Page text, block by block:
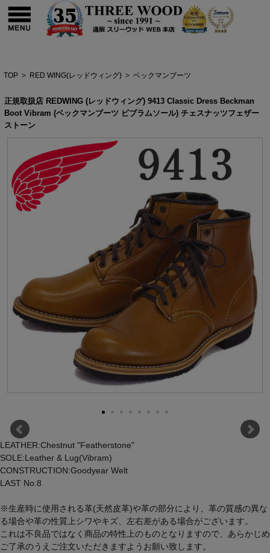
TOP > RED WING(レッドウィング) > ベックマンブーツ
正規取扱店 REDWING (レッドウィング) 9413 Classic Dress Beckman
Boot Vibram (ベックマンブーツ ビブラムソール) チェスナッツフェザー
ストーン
LEATHER:Chestnut "Featherstone"
SOLE:Leather & Lug(Vibram)
CONSTRUCTION:Goodyear Welt
LAST No:8
※生産時に使用される革(天然皮革)や革の部分により、革の質感の異な
る場合や革の性質上シワやキズ、左右差がある場合がございます。
これは不良品ではなく商品の特性上のものとなりますので、あらかじめ
ご了承のうえご注文いただきますようお願い致します。